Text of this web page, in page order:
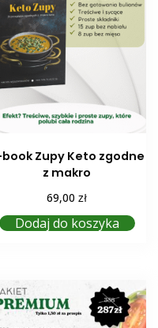
book Zupy Keto zgodne
z makro
69,00zł
Dodaj do koszyka